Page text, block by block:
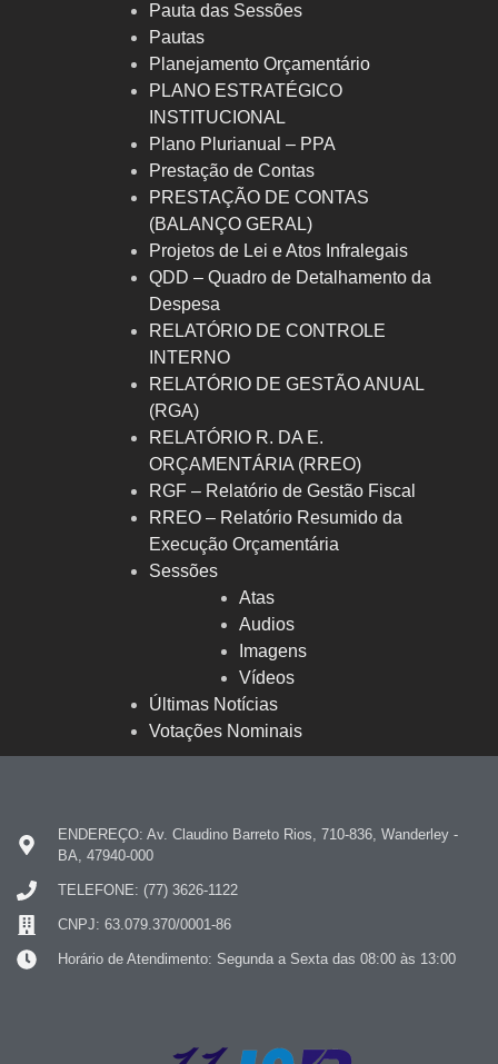
Pauta das Sessões
Pautas
Planejamento Orçamentário
PLANO ESTRATÉGICO
INSTITUCIONAL
Plano Plurianual – PPA
Prestação de Contas
PRESTAÇÃO DE CONTAS
(BALANÇO GERAL)
Projetos de Lei e Atos Infralegais
QDD – Quadro de Detalhamento da
Despesa
RELATÓRIO DE CONTROLE
INTERNO
RELATÓRIO DE GESTÃO ANUAL
(RGA)
RELATÓRIO R. DA E.
ORÇAMENTÁRIA (RREO)
RGF – Relatório de Gestão Fiscal
RREO – Relatório Resumido da
Execução Orçamentária
Sessões
Atas
Audios
Imagens
Vídeos
Últimas Notícias
Votações Nominais
ENDEREÇO: Av. Claudino Barreto Rios, 710-836, Wanderley -
BA, 47940-000
TELEFONE: (77) 3626-1122
CNPJ: 63.079.370/0001-86
Horário de Atendimento: Segunda a Sexta das 08:00 às 13:00